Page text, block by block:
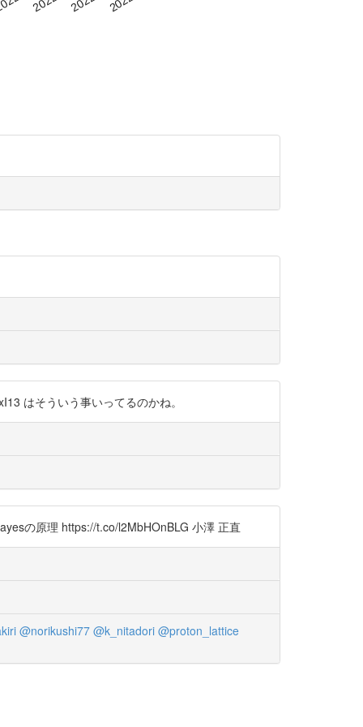
はそういう事いってるのかね。
の原理 https://t.co/l2MbHOnBLG 小澤 正直
@norikushi77 @k_nitadori @proton_lattice